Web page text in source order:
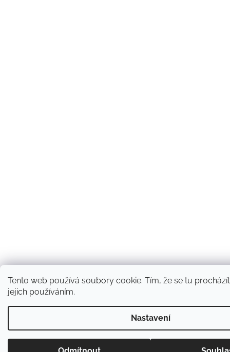
Tento web používá soubory cookie. Tím, že se tu
jejich používáním.
Nastavení